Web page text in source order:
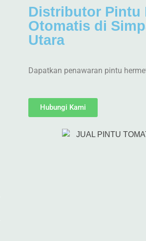
Distributor Pintu
Otomatis di
Utara
Dapatkan penawaran pintu
Hubungi Kami